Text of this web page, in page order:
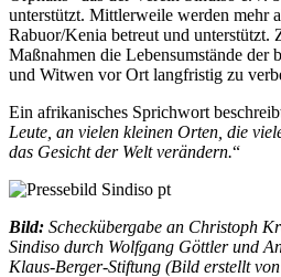
unterstützt. Mittlerweile werden mehr
Rabuor/Kenia betreut und unterstützt.
Maßnahmen die Lebensumstände der
und Witwen vor Ort langfristig zu
Ein afrikanisches Sprichwort
Leute, an vielen kleinen Orten, die
das Gesicht der Welt verändern.“
Bild: Scheckübergabe an Christoph
Sindiso durch Wolfgang Göttler und
Klaus-Berger-Stiftung (Bild erstellt